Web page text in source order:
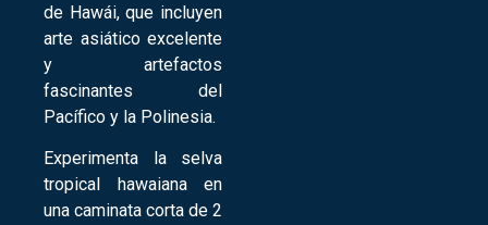
de Hawái, que incluyen
arte asiático excelente
y artefactos
fascinantes del
Pacífico y la Polinesia.
Experimenta la selva
tropical hawaiana en
una caminata corta de 2